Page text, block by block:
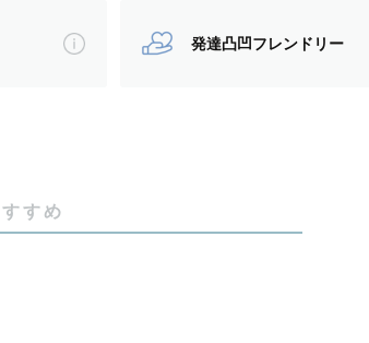
を解消して、当日は撮影を楽しみましょ
子どもの成長はあっという間。
も笑顔になれるような写真を撮りたく
発達凸凹フレンドリー
すめ